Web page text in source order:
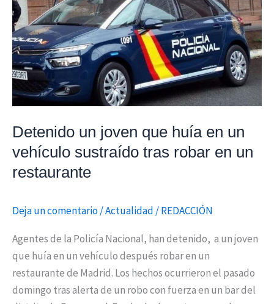
Detenido un joven que huía en un
vehículo sustraído tras robar en un
restaurante
Deja un comentario/Actualidad /REDACCIÓN
Agentes de la Policía Nacional, han detenido, a un joven
que huía en un vehículo después robar en un
restaurante de Madrid. Los hechos ocurrieron el pasado
domingo tras alerta de un robo con fuerza en un bar del
joven
que
huía
en
un
vehículo
tras
robar
un